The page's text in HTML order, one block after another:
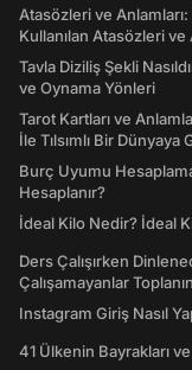
Atasözleri ve
Kullanılan Atasözleri ve
Tavla Diziliş Şekli
ve Oynama Yönleri
Tarot Kartları ve
İle Tılsımlı Bir Dünyaya
Burç Uyumu
Hesaplanır?
İdeal Kilo Nedir? İdeal
Ders Çalışırken
Çalışamayanlar
Instagram Giriş Nasıl
41 Ülkenin Bayrakları